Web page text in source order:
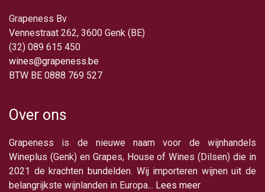
Grapeness Bv
Vennestraat 262, 3600 Genk (BE)
(32) 089 615 450
wines@grapeness.be
BTW BE 0888 769 527
Over ons
Grapeness is de nieuwe naam voor de wijnhandels
Wineplus (Genk) en Grapes, House of Wines (Dilsen) die in
2021 de krachten bundelden. Wij importeren wijnen uit de
belangrijkste wijnlanden in Europa... Lees meer